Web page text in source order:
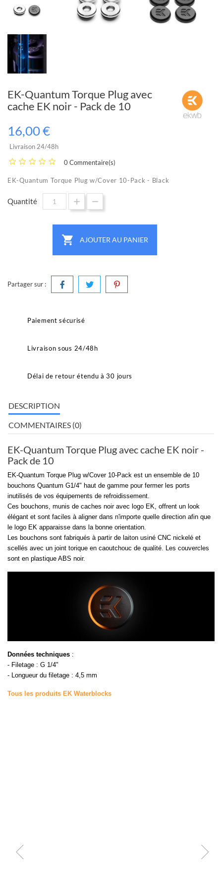
EK-Quantum Torque Plug avec
cache EK noir - Pack de 10
16,00 €
Livraison 24/48h
0 Commentaire(s)
EK-Quantum Torque Plug w/Cover 10-Pack - Black
Quantité
 AJOUTER AU PANIER
Partager sur :
Paiement sécurisé
Livraison sous 24/48h
Délai de retour étendu à 30 jours
DESCRIPTION
COMMENTAIRES (0)
EK-Quantum Torque Plug avec cache EK noir -
Pack de 10
EK-Quantum Torque Plug w/Cover 10-Pack est un ensemble de 10
bouchons Quantum G1/4" haut de gamme pour fermer les ports
inutilisés de vos équipements de refroidissement.
Ces bouchons, munis de caches noir avec logo EK, offrent un look
élégant et sont faciles à aligner dans n'importe quelle direction afin que
le logo EK apparaisse dans la bonne orientation.
Les bouchons sont fabriqués à partir de laiton usiné CNC nickelé et
scellés avec un joint torique en caoutchouc de qualité. Les couvercles
sont en plastique ABS noir.
Données techniques :
- Filetage : G 1/4"
- Longueur du filetage : 4,5 mm
Tous les produits EK Waterblocks